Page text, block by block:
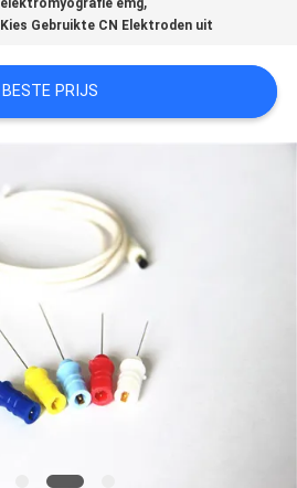
elektromyografie emg
Kies Gebruikte CN Elektroden uit
BESTE PRIJS